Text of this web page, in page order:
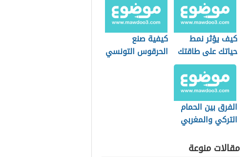
كيف يؤثر نمط
حياتك على طاقتك
الإيجابية؟
كيفية صنع
الحرقوس التونسي
الفرق بين الحمام
التركي والمغربي
مقالات منوعة